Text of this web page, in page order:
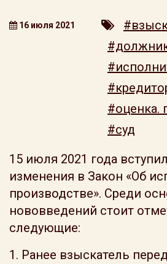
16 июля 2021
#оценка.
#суд
15 июля 2021 года
изменения в Закон «Об
производстве». Среди
нововведений стоит
следующие:
1. Ранее взыскатель